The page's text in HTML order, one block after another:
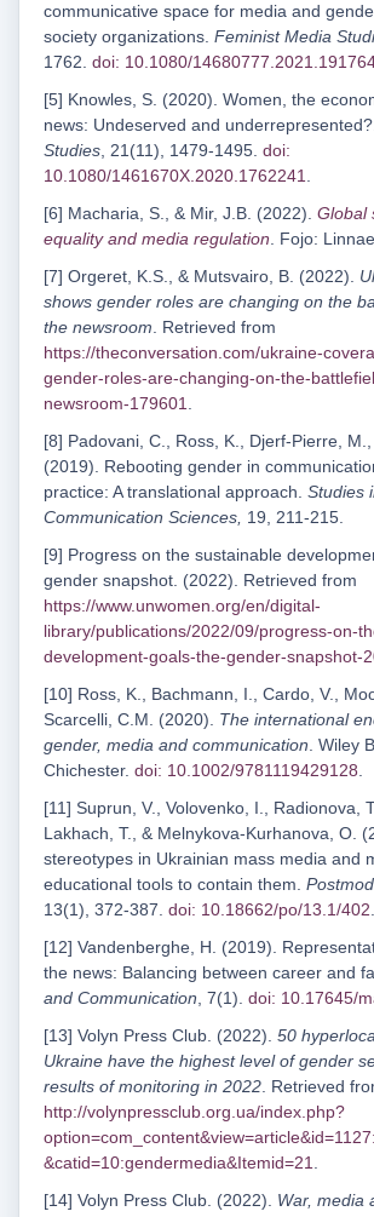
communicative space for media and
society organizations. Feminist Media
1762. doi: 10.1080/
[5] Knowles, S. (2020). Women, the
news: Undeserved and
Studies, 21(11), 1479-1495. doi:
10.1080/1461670X.2020.1762241.
[6] Macharia, S., & Mir, J.B. (2022). Global
equality and media regulation. Fojo:
[7] Orgeret, K.S., & Mutsvairo, B. (2022).
shows gender roles are changing on the
the newsroom. Retrieved from
https://theconversation.com/ukraine-
gender-roles-are-changing-on-the-
newsroom-179601.
[8] Padovani, C., Ross, K., Djerf-Pierre,
(2019). Rebooting gender in
practice: A translational approach. Studies
Communication Sciences, 19, 211-215.
[9] Progress on the sustainable
gender snapshot. (2022). Retrieved from
https://www.unwomen.org/en/digital-
library/publications/2022/09/progress-on-
development-goals-the-gender-snapshot-
[10] Ross, K., Bachmann, I., Cardo, V.,
Scarcelli, C.M. (2020). The international
gender, media and communication. Wiley
Chichester. doi: 10.1002/9781119429128.
[11] Suprun, V., Volovenko, I., Radionova,
Lakhach, T., & Melnykova-Kurhanova, O.
stereotypes in Ukrainian mass media and
educational tools to contain them.
13(1), 372-387. doi: 10.18662/po/13.1/402.
[12] Vandenberghe, H. (2019).
the news: Balancing between career and
and Communication, 7(1). doi: 10.17645/
[13] Volyn Press Club. (2022). 50
Ukraine have the highest level of gender
results of monitoring in 2022. Retrieved
http://volynpressclub.org.ua/index.php?
&catid=10:gendermedia&Itemid=21.
[14] Volyn Press Club. (2022). War, media